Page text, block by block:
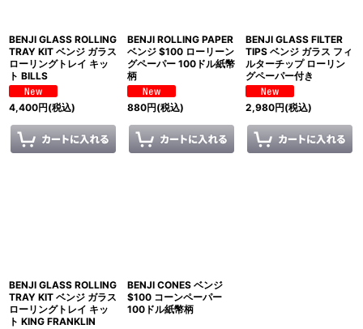
絞り込む
BENJI GLASS ROLLING
TRAY KIT ベンジ ガラス
ローリングトレイ キッ
ト BILLS
4,400円(税込)
BENJI ROLLING PAPER
ベンジ $100 ローリーン
グペーパー 100ドル紙幣
柄
880円(税込)
BENJI GLASS FILTER
TIPS ベンジ ガラス フィ
ルターチップ ローリン
グペーパー付き
2,980円(税込)
BENJI GLASS ROLLING
TRAY KIT ベンジ ガラス
ローリングトレイ キッ
ト KING FRANKLIN
BENJI CONES ベンジ
$100 コーンペーパー
100ドル紙幣柄